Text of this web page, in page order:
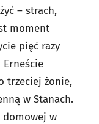
– strach,
moment
pięć razy
trzeciej żonie,
w Stanach.
domowej w